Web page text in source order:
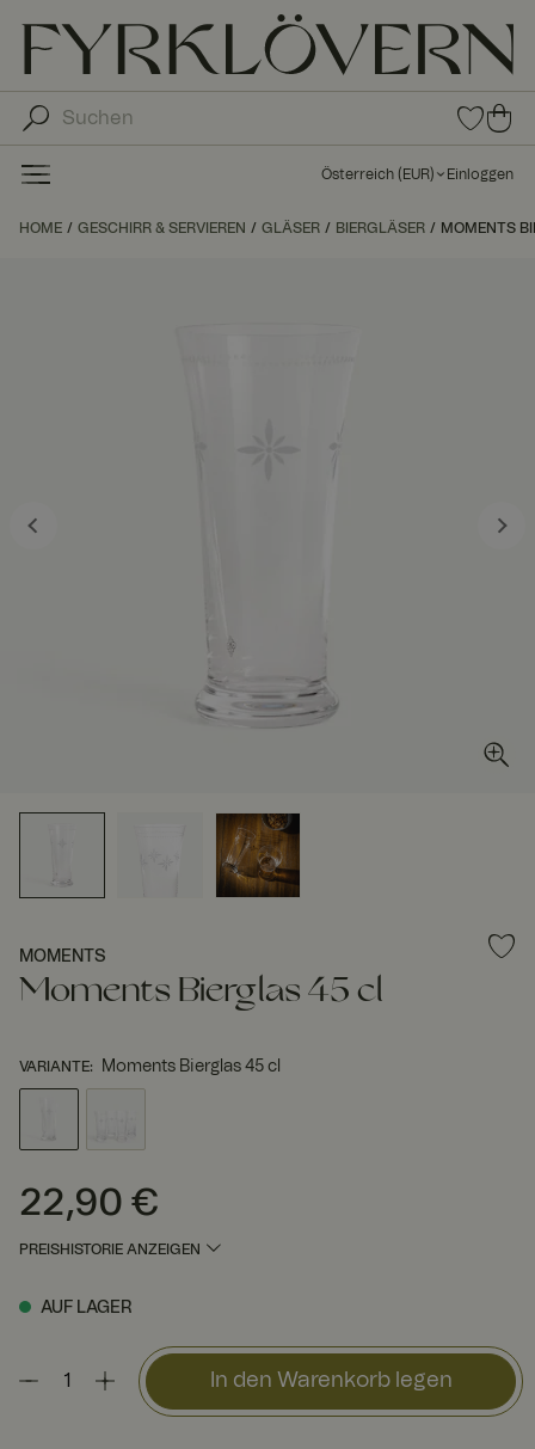
0
Arti
in
orit
0
Art
ike
de
Österreich ( EUR) Einloggen
HOME GESCHIRR & SERVIEREN GLÄSER BIERGLÄSER MOMENTS
MOMENTS
Moments Bierglas 45 cl
VARIANTE: Moments Bierglas 45 cl
Preis 22,90 €
22,90 €
PREISHISTORIE ANZEIGEN
AUF LAGER
In den Warenkorb legen